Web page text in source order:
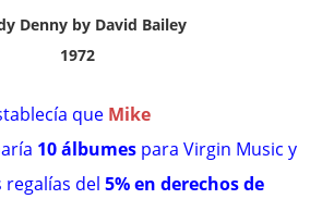
Denny by David Bailey
1972
que Mike
10 álbumes para Virgin Music y
regalías del5% en derechos de